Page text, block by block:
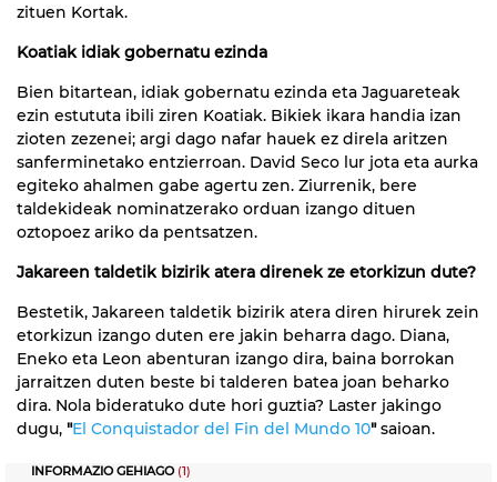
zituen Kortak.
Koatiak idiak gobernatu ezinda
Bien bitartean, idiak gobernatu ezinda eta Jaguareteak
ezin estututa ibili ziren Koatiak. Bikiek ikara handia izan
zioten zezenei; argi dago nafar hauek ez direla aritzen
sanferminetako entzierroan. David Seco lur jota eta aurka
egiteko ahalmen gabe agertu zen. Ziurrenik, bere
taldekideak nominatzerako orduan izango dituen
oztopoez ariko da pentsatzen.
Jakareen taldetik bizirik atera direnek ze etorkizun dute?
Bestetik, Jakareen taldetik bizirik atera diren hirurek zein
etorkizun izango duten ere jakin beharra dago. Diana,
Eneko eta Leon abenturan izango dira, baina borrokan
jarraitzen duten beste bi talderen batea joan beharko
dira. Nola bideratuko dute hori guztia? Laster jakingo
dugu, "El Conquistador del Fin del Mundo 10"saioan.
INFORMAZIO GEHIAGO(1)